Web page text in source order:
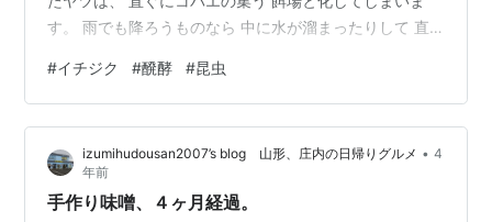
す。 雨でも降ろうものなら 中に水が溜まったりして 直
うという気になりません。 そうして放置されたイチジク
には いろんな輩が集まってきていますね。 コガネムシ系
の輩が 大勢を占めています。 コイツはシロテンハナムグ
リ。 近づいて手を伸ばすと びゃっと飛んでまた違う イ
チジクに貪りついてます。 なんか腹立つ。 ٩(๑`^´๑)۶ 下
か…
#イチジク #醗酵 #昆虫
izumihudousan2007’s blog 山形、庄内の日帰りグルメ • 4
年前
手作り味噌、４ヶ月経過。